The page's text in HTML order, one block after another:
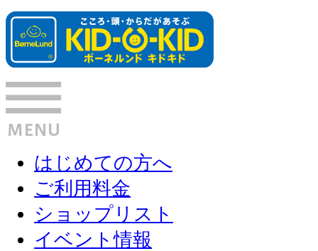
はじめての方へ
ご利用料金
ショップリスト
イベント情報